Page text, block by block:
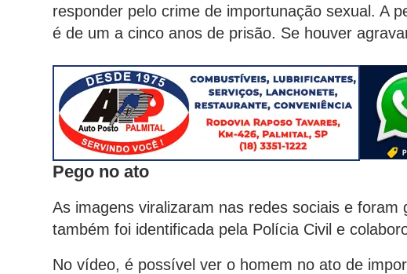
responder pelo crime de importunação sexual. A
é de um a cinco anos de prisão. Se houver
Pego no ato
As imagens viralizaram nas redes sociais e
também foi identificada pela Polícia Civil e
No vídeo, é possível ver o homem no ato de